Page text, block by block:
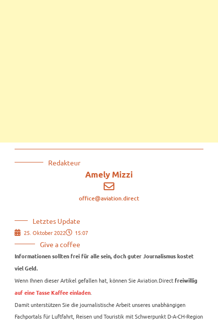
Redakteur
Amely Mizzi
office@aviation.direct
Letztes Update
25. Oktober 2022 15:07
Give a coffee
Informationen sollten frei für alle sein, doch guter Journalismus kostet
viel Geld.
Wenn Ihnen dieser Artikel gefallen hat, können Sie Aviation.Direct freiwillig
auf eine Tasse Kaffee einladen
Damit unterstützen Sie die journalistische Arbeit unseres unabhängigen
Fachportals für Luftfahrt, Reisen und Touristik mit Schwerpunkt D-A-CH-Region